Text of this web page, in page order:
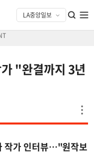
"완결까지 3년
작가 인터뷰…"원작보